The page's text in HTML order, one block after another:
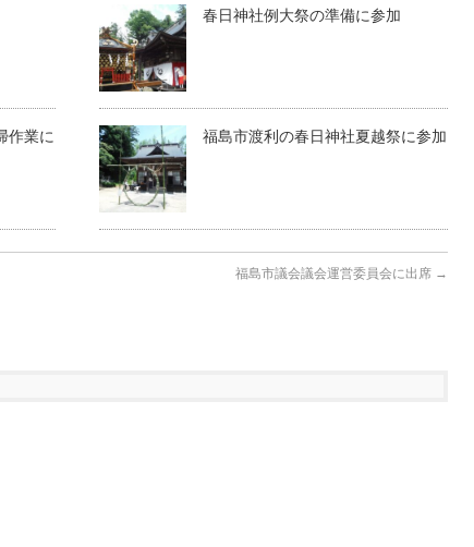
春日神社例大祭の準備に参加
作業に
福島市渡利の春日神社夏越祭に参加
福島市議会議会運営委員会に出席 →